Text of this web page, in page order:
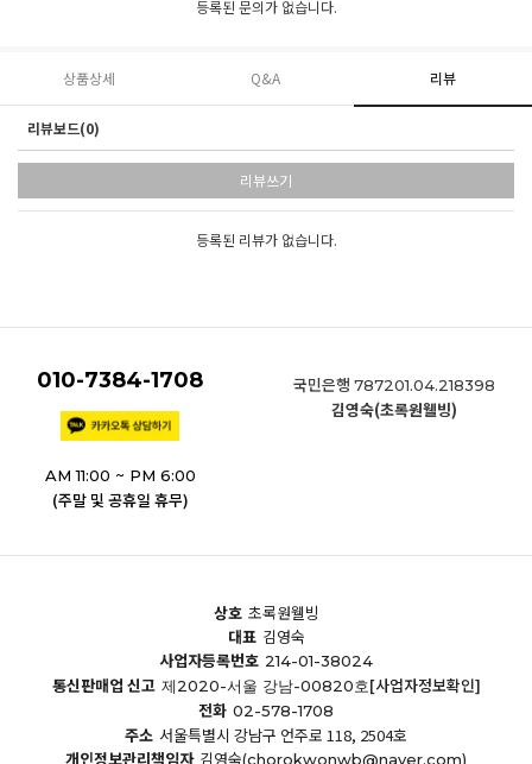
등록된 문의가 없습니다.
상품상세 Q&A 리뷰
리뷰보드(0)
리뷰쓰기
등록된 리뷰가 없습니다.
010-7384-1708
AM 11:00 ~ PM 6:00
(주말 및 공휴일 휴무)
국민은행 787201.04.218398
김영숙(초록원웰빙)
상호 초록원웰빙
대표 김영숙
사업자등록번호 214-01-38024
통신판매업 신고 제2020-서울 강남-00820호[사업자정보확인]
전화 02-578-1708
주소 서울특별시 강남구 언주로 118, 2504호
개인정보관리책임자 김영숙(chorokwonwb@naver.com)